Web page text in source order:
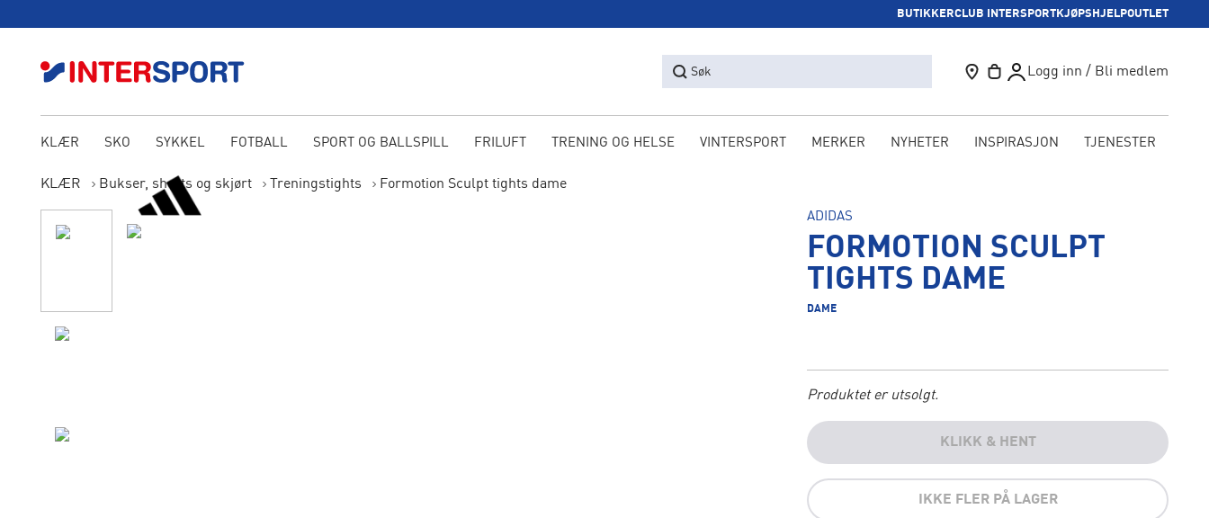
BUTIKKERCLUB INTERSPORTKJØPSHJELPOUTLET
Søk Logg inn / Bli medlem
KLÆR SKO SYKKEL FOTBALL SPORT OG BALLSPILL FRILUFT TRENING OG HELSE VINTERSPORT MERKER NYHETER INSPIRASJON TJENESTER
KLÆR Bukser, shorts og skjørt Treningstights Formotion Sculpt tights dame
ADIDAS
FORMOTION SCULPT
TIGHTS DAME
DAME
Produktet er utsolgt.
KLIKK & HENT
IKKE FLER PÅ LAGER